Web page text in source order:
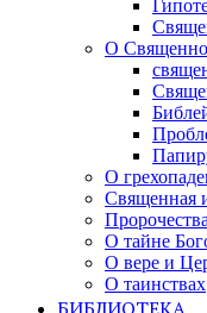
О
О
Священная
О тайне
О вере и
О таинствах